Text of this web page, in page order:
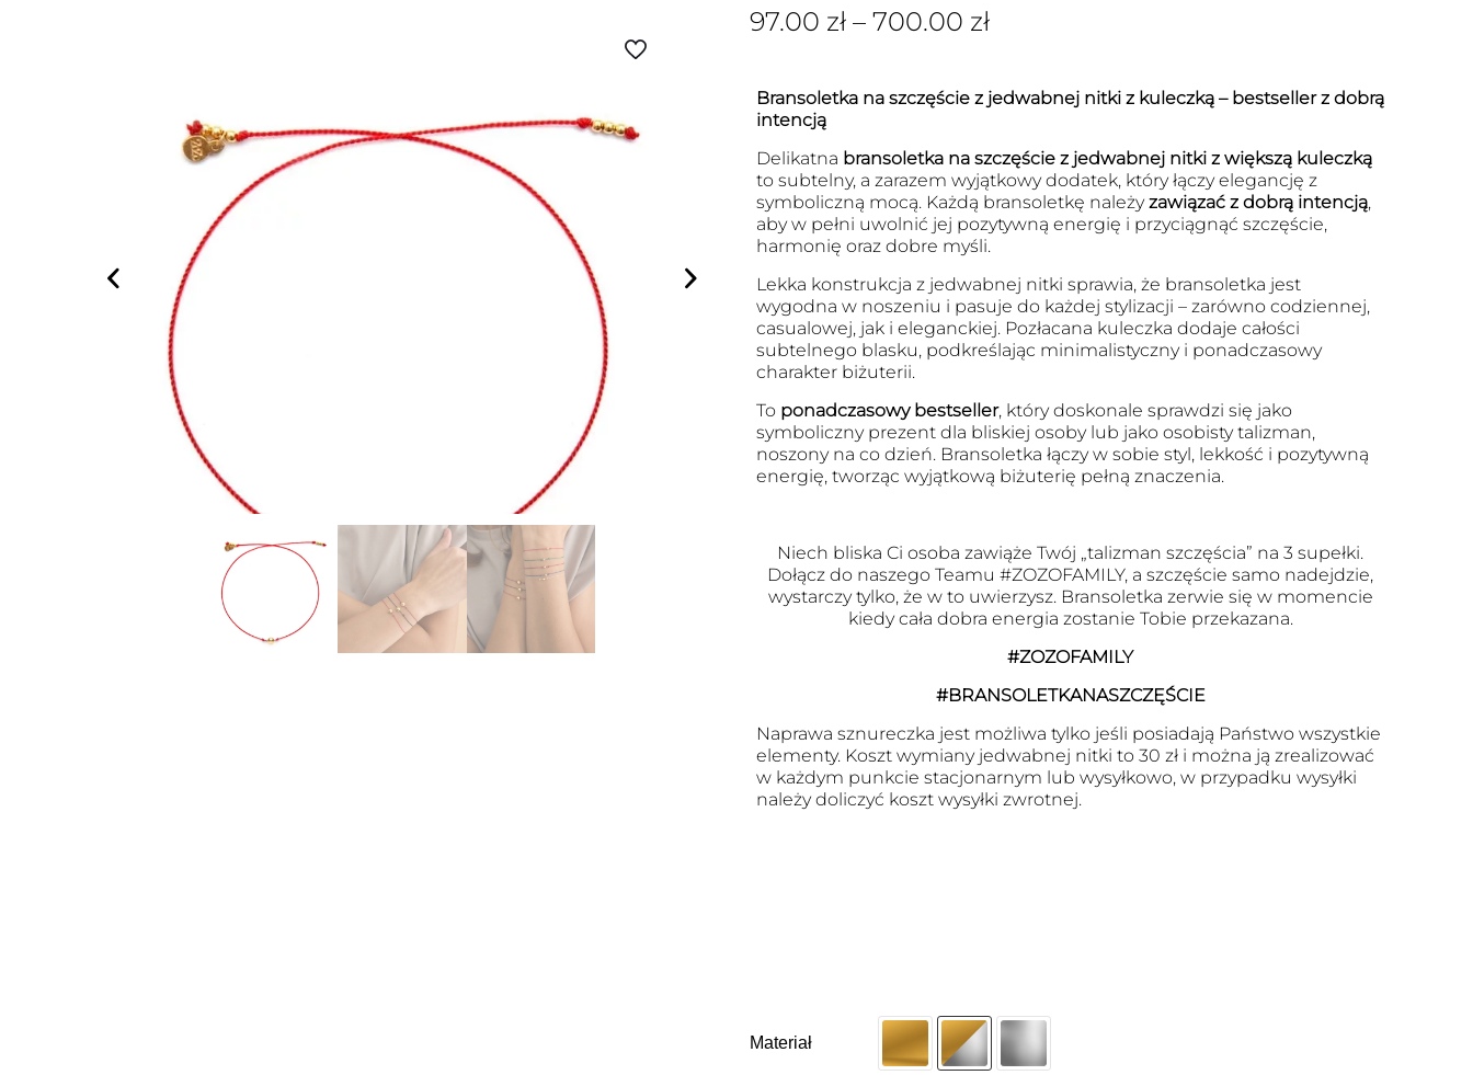
97.00 zł – 700.00 zł
Bransoletka na szczęście z jedwabnej nitki z kuleczką – bestseller z dobrą
intencją
Delikatna bransoletka na szczęście z jedwabnej nitki z większą kuleczką
to subtelny, a zarazem wyjątkowy dodatek, który łączy elegancję z
symboliczną mocą. Każdą bransoletkę należyzawiązać z dobrą intencją,
aby w pełni uwolnić jej pozytywną energię i przyciągnąć szczęście,
harmonię oraz dobre myśli.
Lekka konstrukcja z jedwabnej nitki sprawia, że bransoletka jest
wygodna w noszeniu i pasuje do każdej stylizacji – zarówno codziennej,
casualowej, jak i eleganckiej. Pozłacana kuleczka dodaje całości
subtelnego blasku, podkreślając minimalistyczny i ponadczasowy
charakter biżuterii.
To ponadczasowy bestseller, który doskonale sprawdzi się jako
symboliczny prezent dla bliskiej osoby lub jako osobisty talizman,
noszony na co dzień. Bransoletka łączy w sobie styl, lekkość i pozytywną
energię, tworząc wyjątkową biżuterię pełną znaczenia.
Niech bliska Ci osoba zawiąże Twój „talizman szczęścia” na 3 supełki.
Dołącz do naszego Teamu #ZOZOFAMILY, a szczęście samo nadejdzie,
wystarczy tylko, że w to uwierzysz. Bransoletka zerwie się w momencie
kiedy cała dobra energia zostanie Tobie przekazana.
#ZOZOFAMILY
#BRANSOLETKANASZCZĘŚCIE
Naprawa sznureczka jest możliwa tylko jeśli posiadają Państwo wszystkie
elementy. Koszt wymiany jedwabnej nitki to 30 zł i można ją zrealizować
w każdym punkcie stacjonarnym lub wysyłkowo, w przypadku wysyłki
należy doliczyć koszt wysyłki zwrotnej.
Materiał